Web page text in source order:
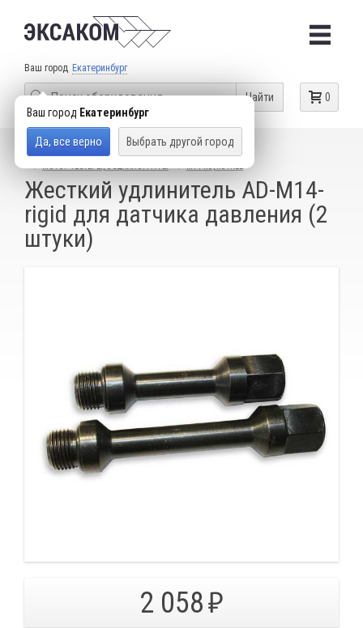
Ваш город Екатеринбург
Ваш город Екатеринбург
Да, все верно Выбрать другой город
0
Найти
КАТАЛОГ ТОВАРОВ
ДИАГНОСТИЧЕСКОЕ ОБОРУДОВАНИЕ
Жесткий удлинитель AD-M14-
rigid для датчика давления (2
штуки)
2 058